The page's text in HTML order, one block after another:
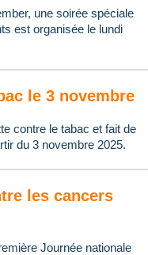
une soirée spéciale
est organisée le lundi
le 3 novembre
contre le tabac et fait de
du 3 novembre 2025.
les cancers
Journée nationale